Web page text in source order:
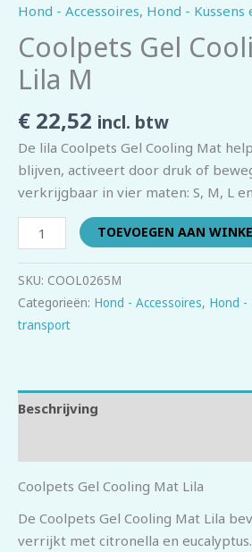
Hond - Accessoires, Hond -
Coolpets Gel
Lila M
€ 22,52 incl. btw
De lila Coolpets Gel Cooling Mat
blijven, activeert door druk of
verkrijgbaar in vier maten: S, M, L
TOEVOEGEN AAN
SKU: COOL0265M
Categorieën: Hond - Accessoires, Hond -
transport
Beschrijving
Coolpets Gel Cooling Mat Lila
De Coolpets Gel Cooling Mat Lila
verrijkt met citronella en